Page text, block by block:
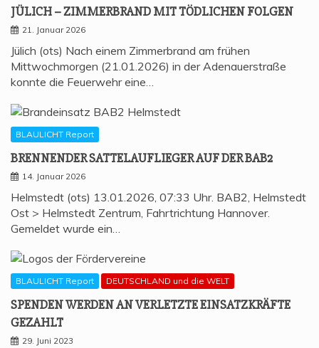
JÜLICH – ZIM­MER­BRAND MIT TÖD­LI­CHEN FOLGEN
21. Januar 2026
Jülich (ots) Nach einem Zimmerbrand am frühen
Mittwochmorgen (21.01.2026) in der Adenauerstraße
konnte die Feuerwehr eine…
BLAULICHT Report
BREN­NEN­DER SAT­TEL­AUF­LIE­GER AUF DER BAB2
14. Januar 2026
Helmstedt (ots) 13.01.2026, 07:33 Uhr. BAB2, Helmstedt
Ost > Helmstedt Zentrum, Fahrtrichtung Hannover.
Gemeldet wurde ein…
BLAULICHT Report DEUTSCHLAND und die WELT
SPEN­DEN WER­DEN AN VER­LETZ­TE EIN­SATZ­KRÄF­TE
GEZAHLT
29. Juni 2023